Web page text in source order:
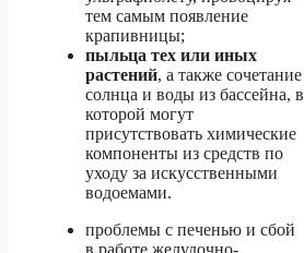
тем самым появление
крапивницы;
пыльца тех или иных
растений, а также сочетание
солнца и воды из бассейна, в
которой могут
присутствовать химические
компоненты из средств по
уходу за искусственными
водоемами.
проблемы с печенью и сбой